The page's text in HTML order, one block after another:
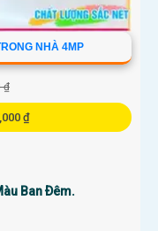
NHÀ 4MP
₫
₫
Ban Ðêm.